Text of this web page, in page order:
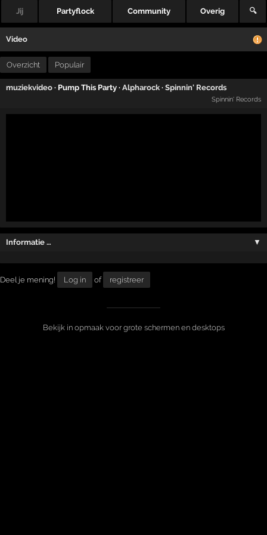
Jij Partyflock Community Overig 🔍
Video
Overzicht Populair
muziekvideo · Pump This Party ·Alpharock ·Spinnin' Records
Spinnin' Records
Informatie … ▼
Deel je mening! Log in of registreer
Bekijk in opmaak voor grote schermen en desktops